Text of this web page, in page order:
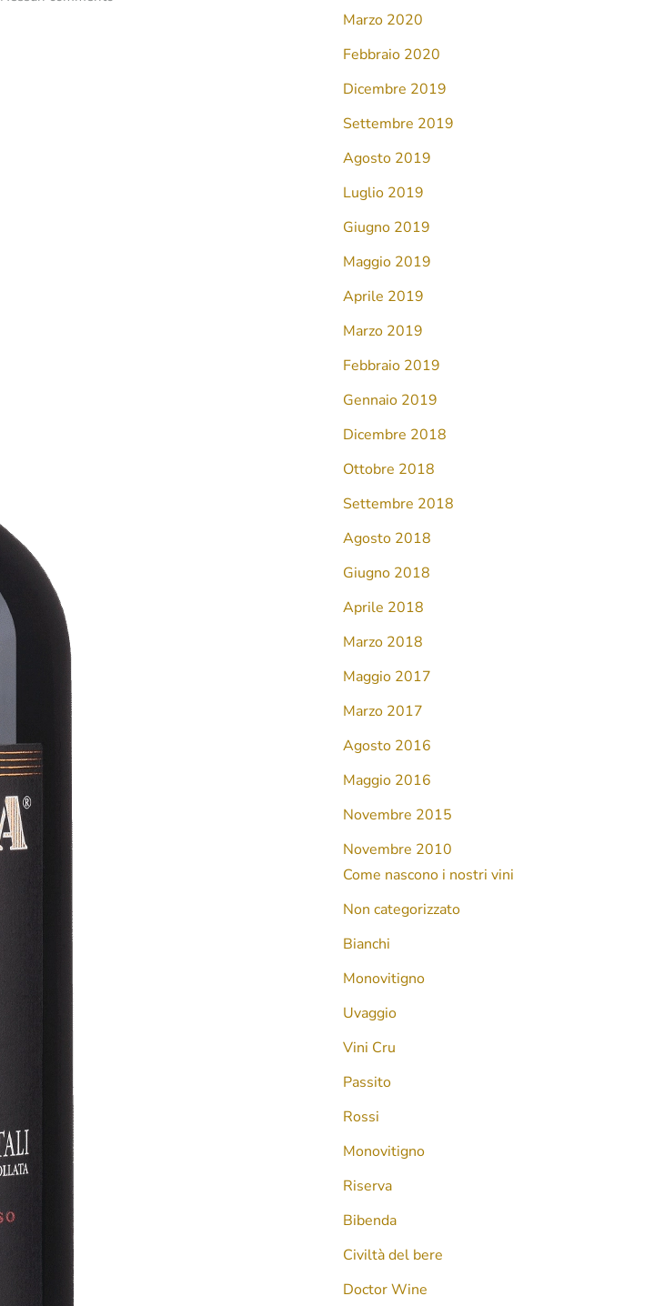
Marzo 2020
Febbraio 2020
Dicembre 2019
Settembre 2019
Agosto 2019
Luglio 2019
Giugno 2019
Maggio 2019
Aprile 2019
Marzo 2019
Febbraio 2019
Gennaio 2019
Dicembre 2018
Ottobre 2018
Settembre 2018
Agosto 2018
Giugno 2018
Aprile 2018
Marzo 2018
Maggio 2017
Marzo 2017
Agosto 2016
Maggio 2016
Novembre 2015
Novembre 2010
Come nascono i nostri vini
Non categorizzato
Bianchi
Monovitigno
Uvaggio
Vini Cru
Passito
Rossi
Monovitigno
Riserva
Bibenda
Civiltà del bere
Doctor Wine